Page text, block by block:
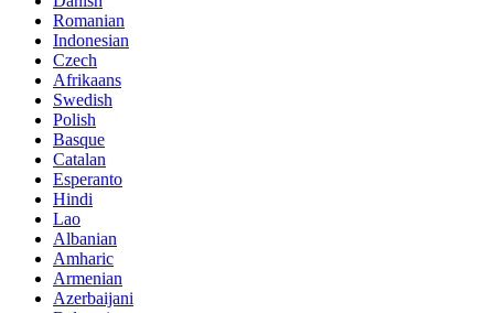
Romanian
Indonesian
Czech
Afrikaans
Swedish
Polish
Basque
Catalan
Esperanto
Hindi
Lao
Albanian
Amharic
Armenian
Azerbaijani